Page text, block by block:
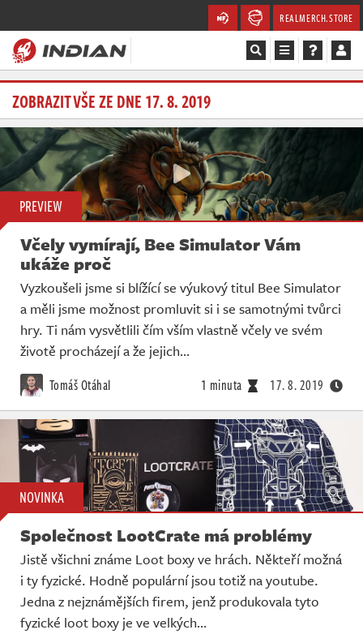
REALMERCH.STORE
Magazín
Recenze
Videa
Soutěže
Databáze
Komunita
Redakce
Živě
ZOBRAZIT VŠE ZE DNE 17. 8. 2019
PREVIEW
Včely vymírají, Bee Simulator Vám
ukáže proč
Vyzkoušeli jsme si blížící se výukový titul Bee Simulator
a měli jsme možnost promluvit si i se samotnými tvůrci
hry. Ti nám vysvětlili čím vším vlastně včely ve svém
životě procházejí a že jejich…
Tomáš Otáhal 1 minuta 17. 8. 2019
NOVINKA
Společnost LootCrate má problémy
Jistě všichni známe Loot boxy ve hrách. Někteří možná
i ty fyzické. Hodně populární jsou totiž na youtube.
Jedna z nejznámějších firem, jenž produkovala tyto
fyzické loot boxy je ve velkých…